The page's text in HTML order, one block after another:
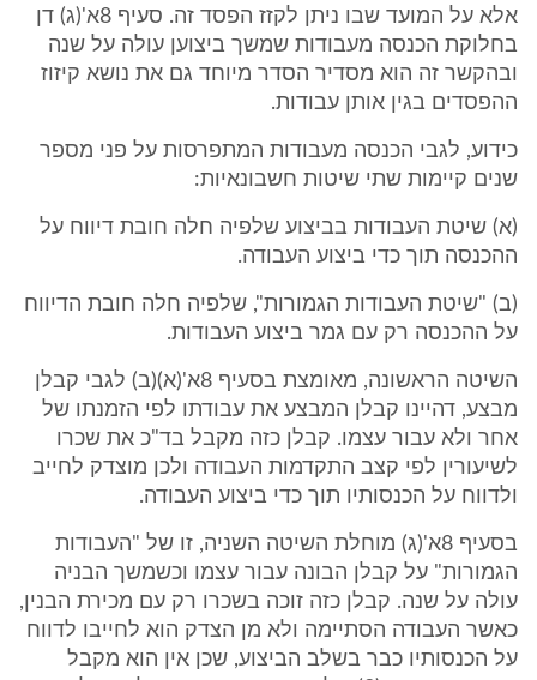
אלא על המועד שבו ניתן לקזז הפסד זה. סעיף 8א'(ג) דן
בחלוקת הכנסה מעבודות שמשך ביצוען עולה על שנה
ובהקשר זה הוא מסדיר הסדר מיוחד גם את נושא קיזוז
ההפסדים בגין אותן עבודות.
כידוע, לגבי הכנסה מעבודות המתפרסות על פני מספר
שנים קיימות שתי שיטות חשבונאיות:
(א) שיטת העבודות בביצוע שלפיה חלה חובת דיווח על
ההכנסה תוך כדי ביצוע העבודה.
(ב) "שיטת העבודות הגמורות", שלפיה חלה חובת הדיווח
על ההכנסה רק עם גמר ביצוע העבודות.
השיטה הראשונה, מאומצת בסעיף 8א'(א)(ב) לגבי קבלן
מבצע, דהיינו קבלן המבצע את עבודתו לפי הזמנתו של
אחר ולא עבור עצמו. קבלן כזה מקבל בד"כ את שכרו
לשיעורין לפי קצב התקדמות העבודה ולכן מוצדק לחייב
ולדווח על הכנסותיו תוך כדי ביצוע העבודה.
בסעיף 8א'(ג) מוחלת השיטה השניה, זו של "העבודות
הגמורות" על קבלן הבונה עבור עצמו וכשמשך הבניה
עולה על שנה. קבלן כזה זוכה בשכרו רק עם מכירת הבנין,
כאשר העבודה הסתיימה ולא מן הצדק הוא לחייבו לדווח
על הכנסותיו כבר בשלב הביצוע, שכן אין הוא מקבל